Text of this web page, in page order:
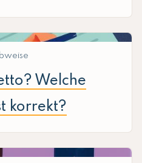
Welche
korrekt?